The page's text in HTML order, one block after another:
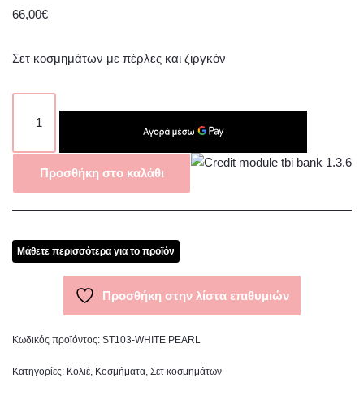
66,00€
Σετ κοσμημάτων με πέρλες και ζιργκόν
Προσθήκη στο καλάθι
Μάθετε περισσότερα για το προϊόν
Προσθήκη στην λίστα επιθυμιών
Κωδικός προϊόντος: ST103-WHITE PEARL
Κατηγορίες: Κολιέ, Κοσμήματα, Σετ κοσμημάτων